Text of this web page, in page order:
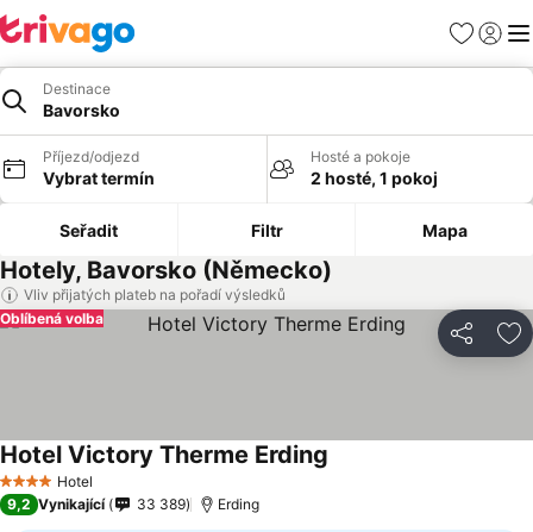
Oblíbené
Destinace
Bavorsko
Příjezd/odjezd
Vybrat termín
Hosté a pokoje
2 hosté, 1 pokoj
Seřadit Filtr Mapa
Hotely, Bavorsko (Německo)
Vliv přijatých plateb na pořadí výsledků
Sdílet
Oblíbená volba
4 Počet hvězdiček
Hotel
Hotel Victory Therme Erding
9,2 Vynikající 33 389 Erding